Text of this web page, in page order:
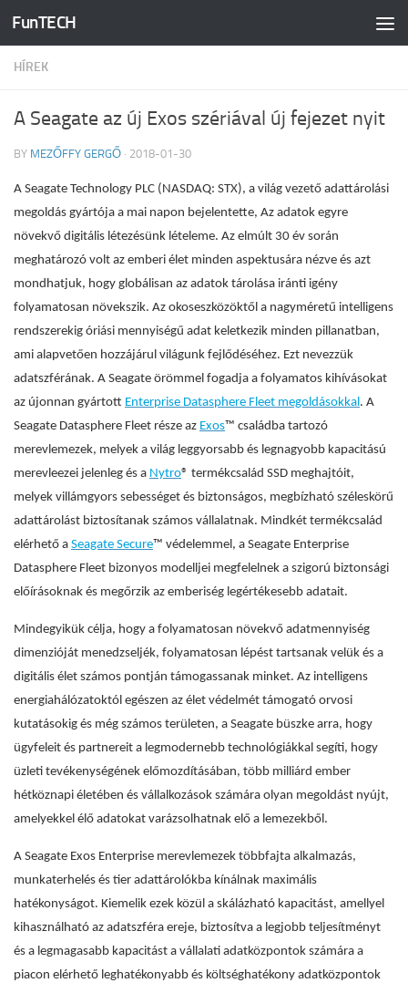
Skip to content
FunTECH
HÍREK
A Seagate az új Exos szériával új fejezet nyit
BY MEZŐFFY GERGŐ · 2018-01-30
A Seagate Technology PLC (NASDAQ: STX), a világ vezető adattárolási
megoldás gyártója a mai napon bejelentette, Az adatok egyre
növekvő digitális létezésünk lételeme. Az elmúlt 30 év során
meghatározó volt az emberi élet minden aspektusára nézve és azt
mondhatjuk, hogy globálisan az adatok tárolása iránti igény
folyamatosan növekszik. Az okoseszközöktől a nagyméretű intelligens
rendszerekig óriási mennyiségű adat keletkezik minden pillanatban,
ami alapvetően hozzájárul világunk fejlődéséhez. Ezt nevezzük
adatszférának. A Seagate örömmel fogadja a folyamatos kihívásokat
az újonnan gyártott Enterprise Datasphere Fleet megoldásokkal. A
Seagate Datasphere Fleet része az Exos™ családba tartozó
merevlemezek, melyek a világ leggyorsabb és legnagyobb kapacitású
merevleezei jelenleg és a Nytro® termékcsalád SSD meghajtóit,
melyek villámgyors sebességet és biztonságos, megbízható széleskörű
adattárolást biztosítanak számos vállalatnak. Mindkét termékcsalád
elérhető a Seagate Secure™ védelemmel, a Seagate Enterprise
Datasphere Fleet bizonyos modelljei megfelelnek a szigorú biztonsági
előírásoknak és megőrzik az emberiség legértékesebb adatait.
Mindegyikük célja, hogy a folyamatosan növekvő adatmennyiség
dimenzióját menedzseljék, folyamatosan lépést tartsanak velük és a
digitális élet számos pontján támogassanak minket. Az intelligens
energiahálózatoktól egészen az élet védelmét támogató orvosi
kutatásokig és még számos területen, a Seagate büszke arra, hogy
ügyfeleit és partnereit a legmodernebb technológiákkal segíti, hogy
üzleti tevékenységének előmozdításában, több milliárd ember
hétköznapi életében és vállalkozások számára olyan megoldást nyújt,
amelyekkel élő adatokat varázsolhatnak elő a lemezekből.
A Seagate Exos Enterprise merevlemezek többfajta alkalmazás,
munkaterhelés és tier adattárolókba kínálnak maximális
hatékonyságot. Kiemelik ezek közül a skálázható kapacitást, amellyel
kihasználható az adatszféra ereje, biztosítva a legjobb teljesítményt
és a legmagasabb kapacitást a vállalati adatközpontok számára a
piacon elérhető leghatékonyabb és költséghatékony adatközpontok